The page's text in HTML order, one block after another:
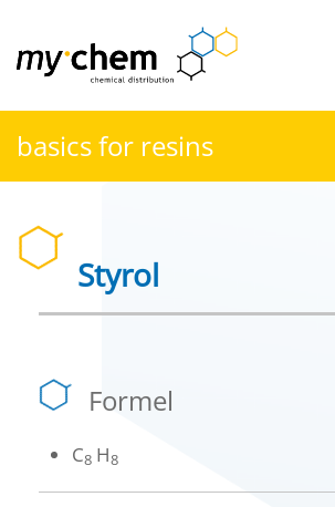
Zum Hauptinhalt springen
basics for resins
Styrol
Formel
C8 H8